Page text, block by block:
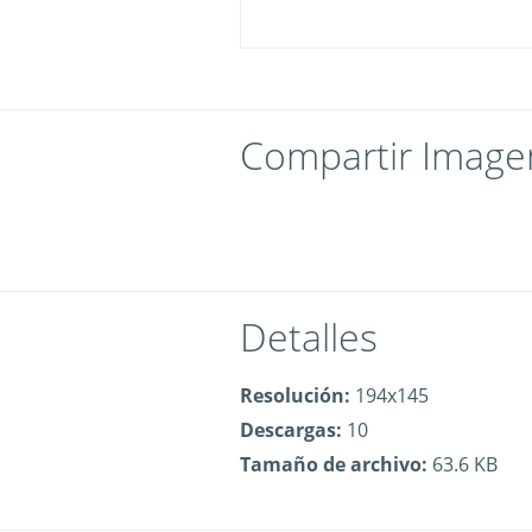
Compartir
Detalles
Resolución: 194x145
Descargas: 10
Tamaño de archivo: 63.6 KB